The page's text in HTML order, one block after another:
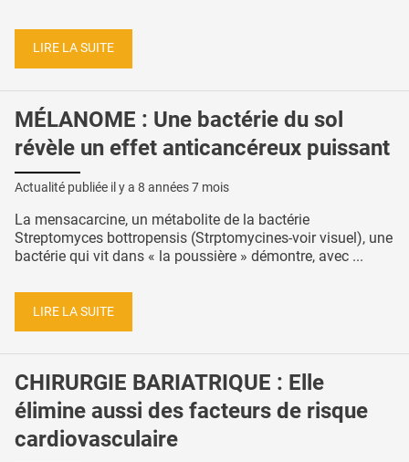
LIRE LA SUITE
MÉLANOME : Une bactérie du sol
révèle un effet anticancéreux puissant
Actualité publiée il y a 8 années 7 mois
La mensacarcine, un métabolite de la bactérie
Streptomyces bottropensis (Strptomycines-voir visuel), une
bactérie qui vit dans « la poussière » démontre, avec ...
LIRE LA SUITE
CHIRURGIE BARIATRIQUE : Elle
élimine aussi des facteurs de risque
cardiovasculaire